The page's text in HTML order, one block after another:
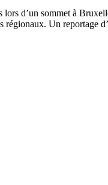
d’un sommet à
régionaux. Un reportage